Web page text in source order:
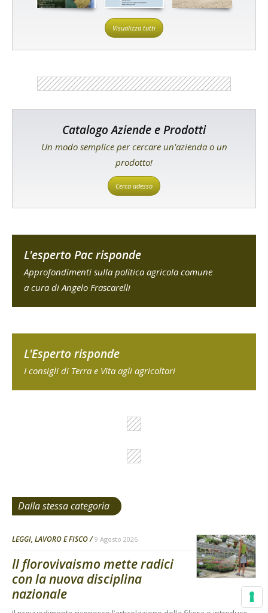
Visualizza tutti
Catalogo Aziende e Prodotti
Un modo semplice per cercare un'azienda o un
prodotto!
Cerca adesso
L'esperto Pac risponde
Approfondimenti sulla politica agricola comune
a cura di Angelo Frascarelli
L'Esperto risponde
I consigli di Terra e Vita agli agricoltori
Dalla stessa categoria
LEGGI, LAVORO E FISCO 9 Agosto 2026
Il florovivaismo mette radici
con la nuova disciplina
nazionale